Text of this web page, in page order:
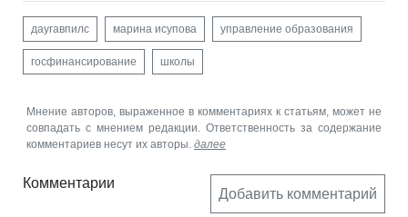
даугавпилс марина исупова управление образования
госфинансирование школы
Мнение авторов, выраженное в комментариях к статьям, может не
совпадать с мнением редакции. Ответственность за содержание
комментариев несут их авторы. далее
Комментарии
Добавить комментарий